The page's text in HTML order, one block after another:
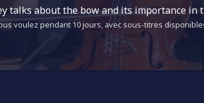
talks about the bow and its importance in
voulez pendant 10 jours, avec sous-titres